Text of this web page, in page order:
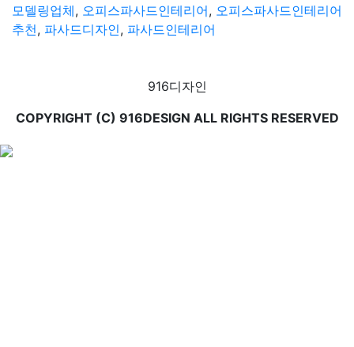
모델링업체, 오피스파사드인테리어, 오피스파사드인테리어
추천, 파사드디자인, 파사드인테리어
916디자인
COPYRIGHT (C) 916DESIGN ALL RIGHTS RESERVED